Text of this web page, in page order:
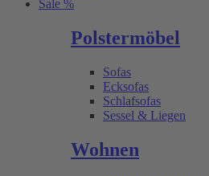
Sale %
Polstermöbel
Sofas
Ecksofas
Schlafsofas
Sessel & Liegen
Wohnen